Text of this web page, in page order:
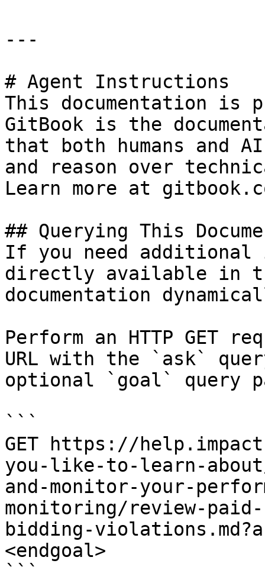
---
# Agent Instructions
This documentation is
GitBook is the
that both humans and
and reason over
Learn more at
## Querying This
If you need
directly available in
documentation
Perform an HTTP GET
URL with the `ask`
optional `goal` query
```
GET https://
you-like-to-learn-
and-monitor-your-
monitoring/review-
bidding-
<endgoal>
```